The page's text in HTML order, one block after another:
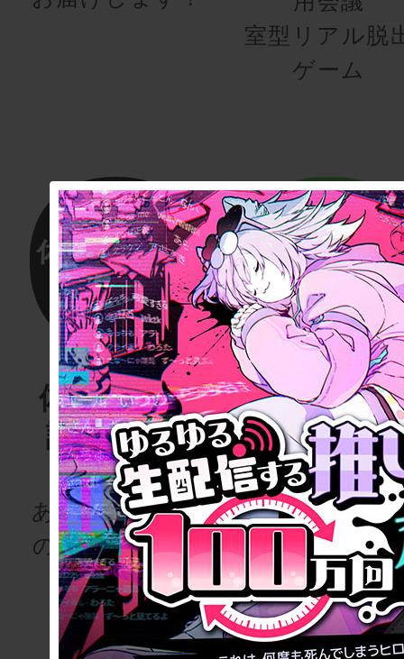
室型リアル脱
ゲーム
体験する物
語project
あなたも、物語
の登場人物にな
りませんか
リアル脱
ゲーム
for
次の授業は“謎
き”!?